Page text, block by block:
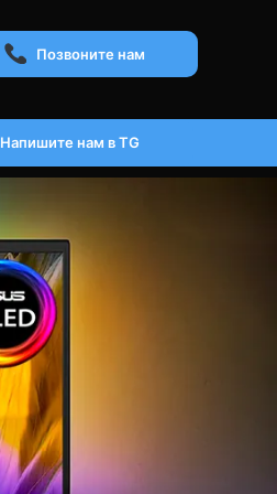
Позвоните нам
Напишите нам в TG